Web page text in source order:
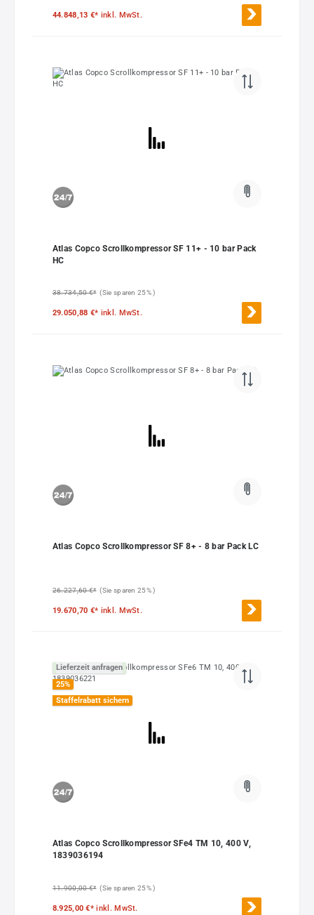
44.848,13 €* inkl. MwSt.
Atlas Copco Scrollkompressor SF 11+ - 10 bar Pack
HC
38.734,50 €* (Sie sparen 25% )
29.050,88 €* inkl. MwSt.
Atlas Copco Scrollkompressor SF 8+ - 8 bar Pack LC
26.227,60 €* (Sie sparen 25% )
19.670,70 €* inkl. MwSt.
Lieferzeit anfragen
25%
Staffelrabatt sichern
Atlas Copco Scrollkompressor SFe4 TM 10, 400 V,
1839036194
11.900,00 €* (Sie sparen 25% )
8.925,00 €*inkl. MwSt.